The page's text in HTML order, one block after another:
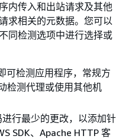
内传入和出站请求及其他
求相关的元数据。您可以
同检测选项中进行选择或
可检测应用程序，常规方
检测代理或使用其他机
行最少的更改，以添加针
SDK、Apache HTTP 客